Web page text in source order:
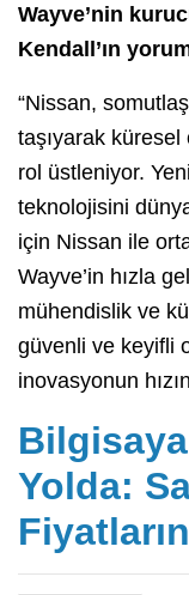
Wayve’nin
Kendall’ın
“Nissan,
taşıyarak
rol üstleniyor.
teknolojisini
için Nissan ile
Wayve’in hızla
mühendislik ve
güvenli ve keyifli
inovasyonun
Yolda: